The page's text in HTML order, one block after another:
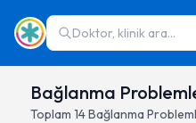
Doktor, klinik ara...
Bağlanma
Toplam 14Bağlanma